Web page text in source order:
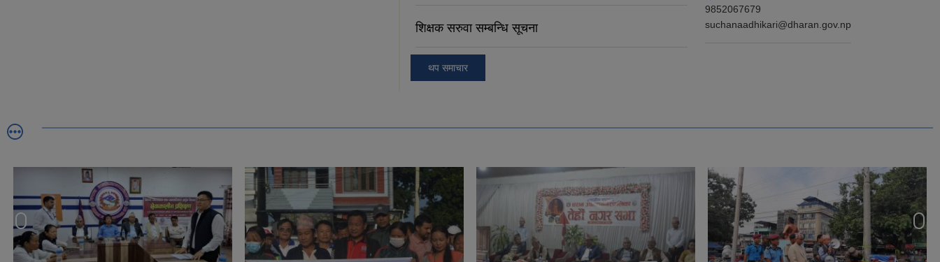
शिक्षक सरुवा सम्बन्धि सूचना
थप समाचार
9852067679
suchanaadhikari@dharan.gov.np